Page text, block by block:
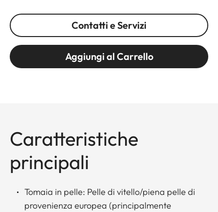
Contatti e Servizi
Aggiungi al Carrello
Caratteristiche
principali
Tomaia in pelle: Pelle di vitello/piena pelle di
provenienza europea (principalmente